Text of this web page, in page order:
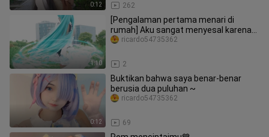
0:12 262
1:10
[Pengalaman pertama menari di
rumah] Aku sangat menyesal karena
aku sangat imut｜Hatsune Home
2
ricardo54735362
0:12
Buktikan bahwa saya benar-benar
berusia dua puluhan ~
69
ricardo54735362